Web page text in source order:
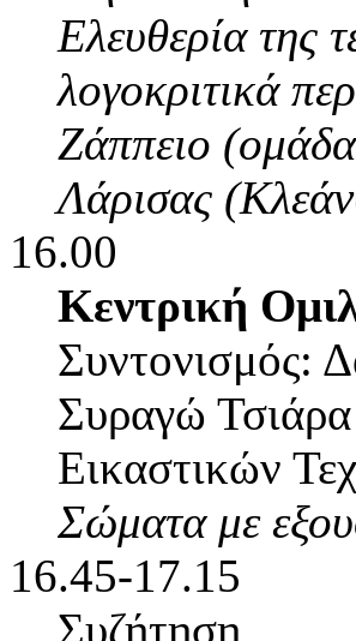
Ελευθερία της
λογοκριτικά
Ζάππειο
Λάρισας
16.00
Κεντρική
Συντονισμός:
Συραγώ
Εικαστικών
Σώματα με
16.45-17.15
Συζήτηση